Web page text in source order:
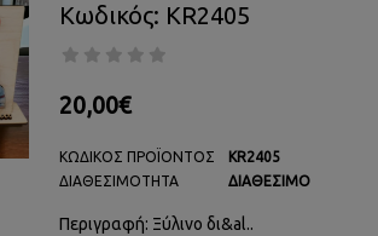
Κωδικός: KR2405
20,00€
ΚΩΔΙΚΌΣ ΠΡΟΪΌΝΤΟΣ
ΔΙΑΘΕΣΙΜΌΤΗΤΑ
KR2405
ΔΙΑΘΈΣΙΜΟ
Περιγραφή: Ξύλινο δι&al..